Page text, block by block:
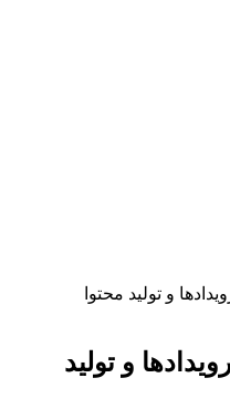
و تولید محتوا
و تولید